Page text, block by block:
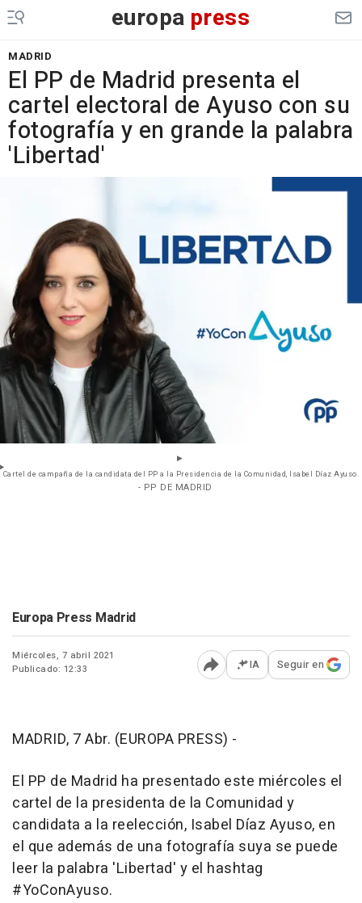
europa press
MADRID
El PP de Madrid presenta el
cartel electoral de Ayuso con su
fotografía y en grande la palabra
'Libertad'
Cartel de campaña de la candidata del PP a la Presidencia de la Comunidad, Isabel Díaz Ayuso.
- PP DE MADRID
Europa Press Madrid
Miércoles, 7 abril 2021
Publicado: 12:33
Abrir opciones para
IA Seguir en
MADRID, 7 Abr. (EUROPA PRESS) -
El PP de Madrid ha presentado este miércoles el
cartel de la presidenta de la Comunidad y
candidata a la reelección, Isabel Díaz Ayuso, en
el que además de una fotografía suya se puede
leer la palabra 'Libertad' y el hashtag
#YoConAyuso.